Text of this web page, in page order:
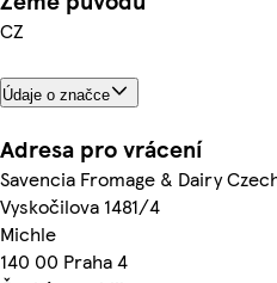
CZ
Údaje o značce
Adresa pro vrácení
Savencia Fromage & Dairy
Vyskočilova 1481/4
Michle
140 00 Praha 4